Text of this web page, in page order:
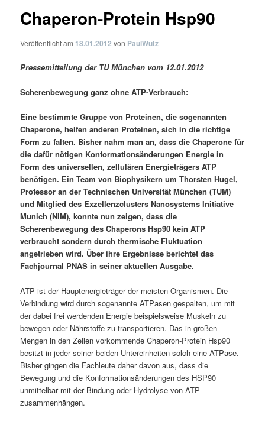
Chaperon-Protein Hsp90
Veröffentlicht am 18.01.2012 von PaulWutz
Pressemitteilung der TU München vom 12.01.2012
Scherenbewegung ganz ohne ATP-Verbrauch:
Eine bestimmte Gruppe von Proteinen, die sogenannten
Chaperone, helfen anderen Proteinen, sich in die richtige
Form zu falten. Bisher nahm man an, dass die Chaperone für
die dafür nötigen Konformationsänderungen Energie in
Form des universellen, zellulären Energieträgers ATP
benötigen. Ein Team von Biophysikern um Thorsten Hugel,
Professor an der Technischen Universität München (TUM)
und Mitglied des Exzellenzclusters Nanosystems Initiative
Munich (NIM), konnte nun zeigen, dass die
Scherenbewegung des Chaperons Hsp90 kein ATP
verbraucht sondern durch thermische Fluktuation
angetrieben wird. Über ihre Ergebnisse berichtet das
Fachjournal PNAS in seiner aktuellen Ausgabe.
ATP ist der Hauptenergieträger der meisten Organismen. Die
Verbindung wird durch sogenannte ATPasen gespalten, um mit
der dabei frei werdenden Energie beispielsweise Muskeln zu
bewegen oder Nährstoffe zu transportieren. Das in großen
Mengen in den Zellen vorkommende Chaperon-Protein Hsp90
besitzt in jeder seiner beiden Untereinheiten solch eine ATPase.
Bisher gingen die Fachleute daher davon aus, dass die
Bewegung und die Konformationsänderungen des HSP90
unmittelbar mit der Bindung oder Hydrolyse von ATP
zusammenhängen.